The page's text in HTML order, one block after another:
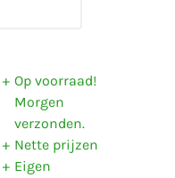
Op voorraad!
Morgen
verzonden.
Nette prijzen
Eigen